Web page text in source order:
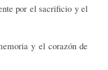
por el sacrificio y el
y el corazón de